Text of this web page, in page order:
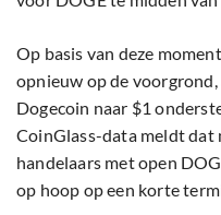
Op basis van deze
opnieuw op de voorgrond,
Dogecoin naar $1
CoinGlass-data meldt dat
handelaars met open
op hoop op een korte